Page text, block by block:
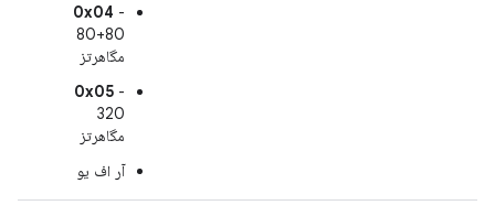
0x04 -
80+80
مگاهرتز
0x05 -
320
مگاهرتز
آر اف یو